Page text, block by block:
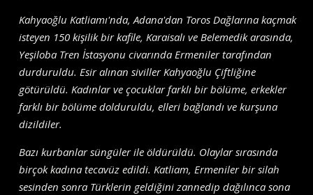
Kahyaoğlu Katliamı'nda, Adana'dan Toros Dağlarına kaçmak
isteyen 150 kişilik bir kafile, Karaisalı ve Belemedik arasında,
Yeşiloba Tren İstasyonu civarında Ermeniler tarafından
durduruldu. Esir alınan siviller Kahyaoğlu Çiftliğine
götürüldü. Kadınlar ve çocuklar farklı bir bölüme, erkekler
farklı bir bölüme dolduruldu, elleri bağlandı ve kurşuna
dizildiler.
Bazı kurbanlar süngüler ile öldürüldü. Olaylar sırasında
birçok kadına tecavüz edildi. Katliam, Ermeniler bir silah
sesinden sonra Türklerin geldiğini zannedip dağılınca sona